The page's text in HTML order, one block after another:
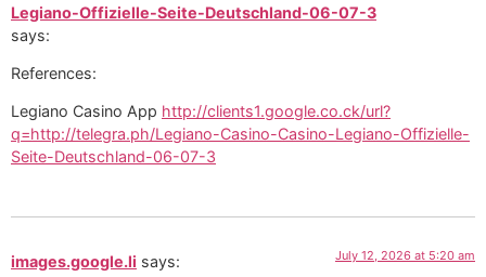
Legiano-Offizielle-Seite-Deutschland-06-07-3
says:
References:
Legiano Casino App http://clients1.google.co.ck/url?
q=http://telegra.ph/Legiano-Casino-Casino-Legiano-Offizielle-
Seite-Deutschland-06-07-3
images.google.li says: July 12, 2026 at 5:20 am